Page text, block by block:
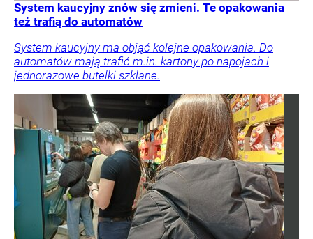
System kaucyjny znów się zmieni. Te opakowania
też trafią do automatów
System kaucyjny ma objąć kolejne opakowania. Do
automatów mają trafić m.in. kartony po napojach i
jednorazowe butelki szklane.